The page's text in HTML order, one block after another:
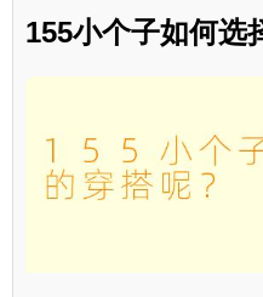
155小个子如何选